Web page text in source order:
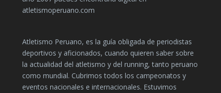
atletismoperuano.com
Atletismo Peruano, es la guía obligada de periodistas
deportivos y aficionados, cuando quieren saber sobre
la actualidad del atletismo y del running, tanto peruano
como mundial. Cubrimos todos los campeonatos y
eventos nacionales e internacionales. Estuvimos